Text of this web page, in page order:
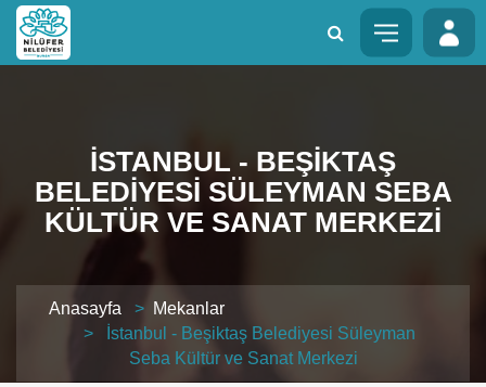
İSTANBUL - BEŞIKTAŞ
BELEDIYESI SÜLEYMAN SEBA
KÜLTÜR VE SANAT MERKEZI
Anasayfa > Mekanlar
> İstanbul - Beşiktaş Belediyesi Süleyman
Seba Kültür ve Sanat Merkezi